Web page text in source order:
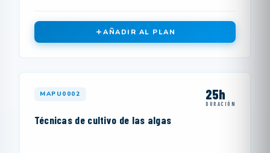
AÑADIR AL PLAN
MAPU0002 25h
DURACIÓN
Técnicas de cultivo de las algas